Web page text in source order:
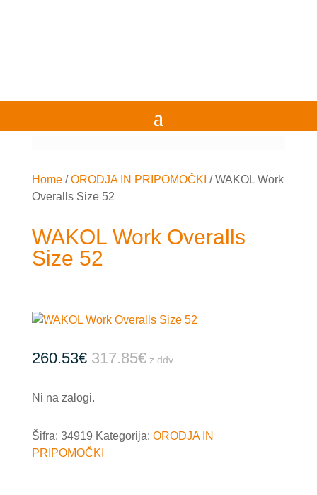
Home/ORODJA IN PRIPOMOČKI /WAKOL Work
Overalls Size 52
WAKOL Work Overalls
Size 52
260.53€ 317.85€z ddv
Ni na zalogi.
Šifra: 34919 Kategorija: ORODJA IN
PRIPOMOČKI